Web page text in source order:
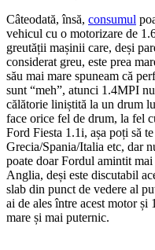
Câteodată, însă, consumul
vehicul cu o motorizare de
greutății mașinii care, deși
considerat greu, este prea
său mai mare spuneam că
sunt “meh”, atunci 1.4MPI
călătorie liniștită la un drum
face orice fel de drum, la fel
Ford Fiesta 1.1i, așa poți să
Grecia/Spania/Italia etc, dar
poate doar Fordul amintit
Anglia, deși este discutabil
slab din punct de vedere al
ai de ales între acest motor și
mare și mai puternic.